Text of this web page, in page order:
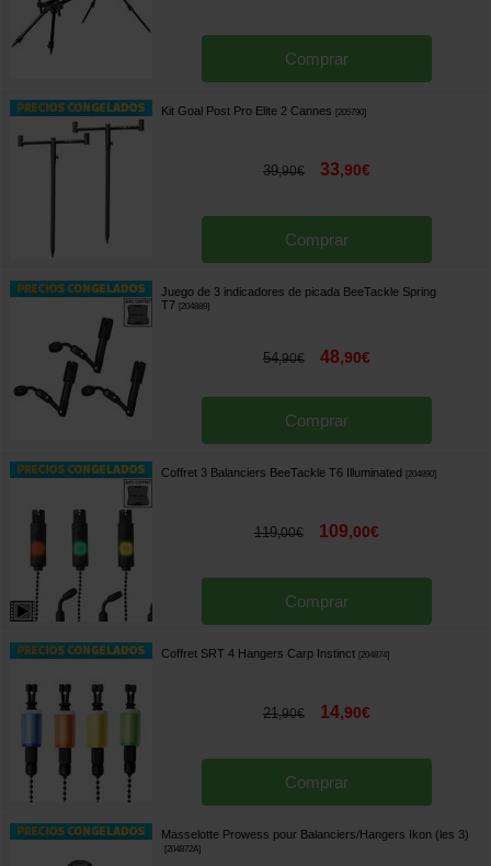
Comprar
Kit Goal Post Pro Elite 2 Cannes 205790]
39,90€ 33,90€
Comprar
Juego de 3 indicadores de picada BeeTackle Spring
T7
204889]
54,90€ 48,90€
Comprar
Coffret 3 Balanciers BeeTackle T6 Illuminated 204890]
119,00€ 109,00€
Comprar
Coffret SRT 4 Hangers Carp Instinct 204874]
21,90€ 14,90€
Comprar
Masselotte Prowess pour Balanciers/Hangers Ikon (les 3)
204872A]